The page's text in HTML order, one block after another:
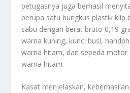
petugasnya juga berhasil
berupa satu bungkus plastik klip
sabu dengan berat bruto 0,19
warna kuning, kunci busi,
warna hitam, dan sepeda motor
warna hitam.
Kasat menjelaskan,